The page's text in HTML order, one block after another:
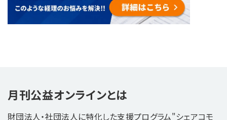
月刊公益オンラインとは
財団法人・社団法人に特化した支援プログラム"シェアコモ